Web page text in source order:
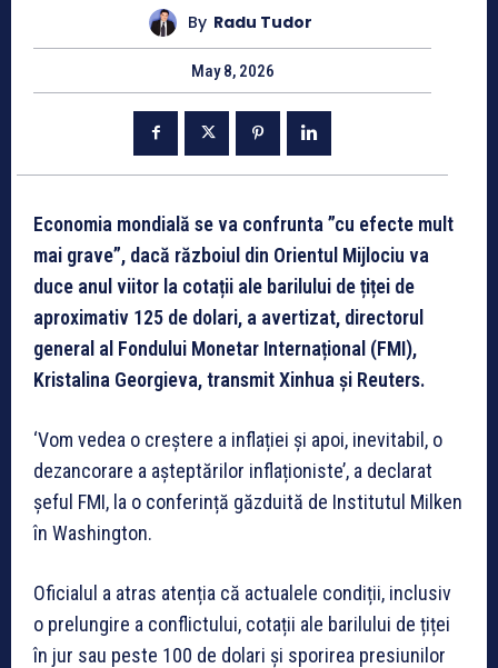
By Radu Tudor
May 8, 2026
Economia mondială se va confrunta ”cu efecte mult
mai grave”, dacă războiul din Orientul Mijlociu va
duce anul viitor la cotații ale barilului de țiței de
aproximativ 125 de dolari, a avertizat, directorul
general al Fondului Monetar Internațional (FMI),
Kristalina Georgieva, transmit Xinhua și Reuters.
‘Vom vedea o creștere a inflației și apoi, inevitabil, o
dezancorare a așteptărilor inflaționiste’, a declarat
șeful FMI, la o conferință găzduită de Institutul Milken
în Washington.
Oficialul a atras atenția că actualele condiții, inclusiv
o prelungire a conflictului, cotații ale barilului de țiței
în jur sau peste 100 de dolari și sporirea presiunilor